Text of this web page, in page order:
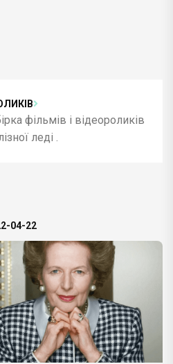
фільмів і відеороликів
леді .
04-22